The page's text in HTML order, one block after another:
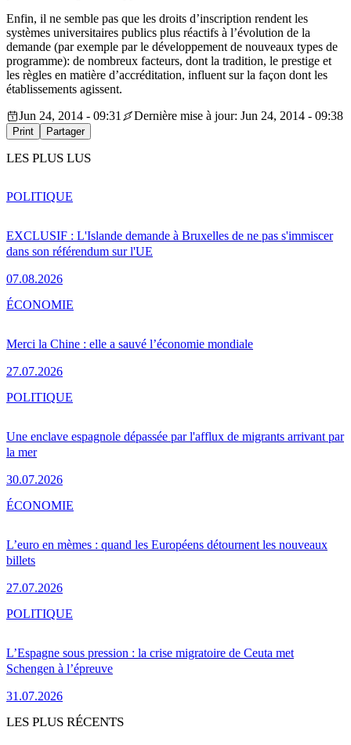
Enfin, il ne semble pas que les droits d’inscription rendent les
systèmes universitaires publics plus réactifs à l’évolution de la
demande (par exemple par le développement de nouveaux types de
programme): de nombreux facteurs, dont la tradition, le prestige et
les règles en matière d’accréditation, influent sur la façon dont les
établissements agissent.
Jun 24, 2014 - 09:31
Dernière mise à jour: Jun 24, 2014 - 09:38
Print Partager
LES PLUS LUS
EXCLUSIF : L'Islande demande à Bruxelles de ne pas s'immiscer
dans son référendum sur l'UE
07.08.2026
POLITIQUE
Merci la Chine : elle a sauvé l’économie mondiale
27.07.2026
ÉCONOMIE
Une enclave espagnole dépassée par l'afflux de migrants arrivant par
la mer
30.07.2026
POLITIQUE
L’euro en mèmes : quand les Européens détournent les nouveaux
billets
27.07.2026
ÉCONOMIE
L’Espagne sous pression : la crise migratoire de Ceuta met
Schengen à l’épreuve
31.07.2026
POLITIQUE
LES PLUS RÉCENTS